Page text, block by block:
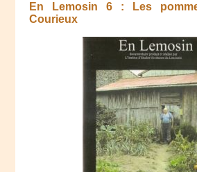
En Lemosin 6 : Les
Courieux